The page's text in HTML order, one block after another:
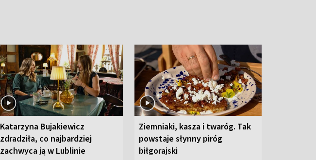
Katarzyna Bujakiewicz
zdradziła, co najbardziej
zachwyca ją w Lublinie
Ziemniaki, kasza i twaróg. Tak
powstaje słynny piróg
biłgorajski